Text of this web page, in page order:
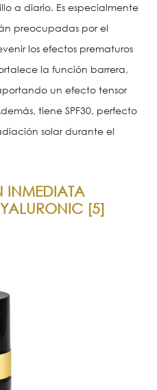
a diario. Es especialmente
preocupadas por el
los efectos prematuros
la función barrera,
un efecto tensor
tiene SPF30, perfecto
solar durante el
INMEDIATA
[5]